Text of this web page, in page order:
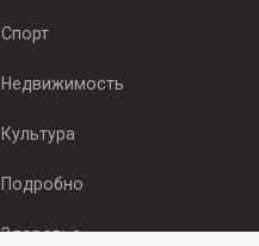
Спорт
Недвижимость
Культура
Подробно
Здоровье